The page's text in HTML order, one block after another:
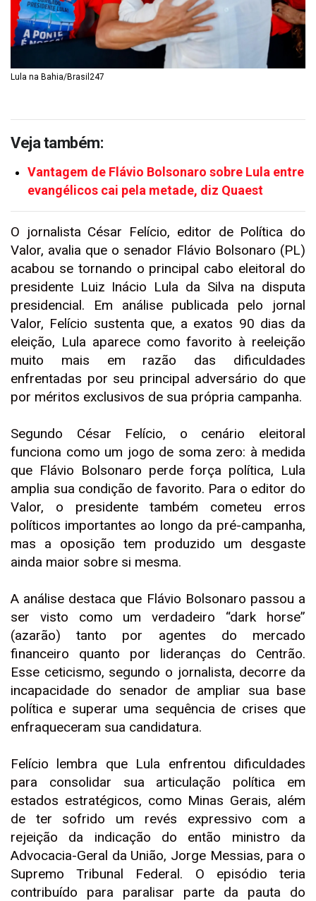
Lula na Bahia/Brasil247
Veja também:
Vantagem de Flávio Bolsonaro sobre Lula entre
evangélicos cai pela metade, diz Quaest
O jornalista César Felício, editor de Política do
Valor, avalia que o senador Flávio Bolsonaro (PL)
acabou se tornando o principal cabo eleitoral do
presidente Luiz Inácio Lula da Silva na disputa
presidencial. Em análise publicada pelo jornal
Valor, Felício sustenta que, a exatos 90 dias da
eleição, Lula aparece como favorito à reeleição
muito mais em razão das dificuldades
enfrentadas por seu principal adversário do que
por méritos exclusivos de sua própria campanha.
Segundo César Felício, o cenário eleitoral
funciona como um jogo de soma zero: à medida
que Flávio Bolsonaro perde força política, Lula
amplia sua condição de favorito. Para o editor do
Valor, o presidente também cometeu erros
políticos importantes ao longo da pré-campanha,
mas a oposição tem produzido um desgaste
ainda maior sobre si mesma.
A análise destaca que Flávio Bolsonaro passou a
ser visto como um verdadeiro “dark horse”
(azarão) tanto por agentes do mercado
financeiro quanto por lideranças do Centrão.
Esse ceticismo, segundo o jornalista, decorre da
incapacidade do senador de ampliar sua base
política e superar uma sequência de crises que
enfraqueceram sua candidatura.
Felício lembra que Lula enfrentou dificuldades
para consolidar sua articulação política em
estados estratégicos, como Minas Gerais, além
de ter sofrido um revés expressivo com a
rejeição da indicação do então ministro da
Advocacia-Geral da União, Jorge Messias, para o
Supremo Tribunal Federal. O episódio teria
contribuído para paralisar parte da pauta do